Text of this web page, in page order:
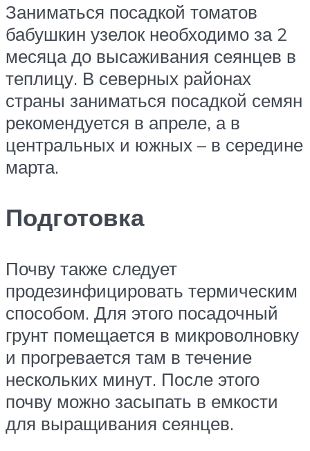
Заниматься посадкой томатов
бабушкин узелок необходимо за 2
месяца до высаживания сеянцев в
теплицу. В северных районах
страны заниматься посадкой семян
рекомендуется в апреле, а в
центральных и южных – в середине
марта.
Подготовка
Почву также следует
продезинфицировать термическим
способом. Для этого посадочный
грунт помещается в микроволновку
и прогревается там в течение
нескольких минут. После этого
почву можно засыпать в емкости
для выращивания сеянцев.